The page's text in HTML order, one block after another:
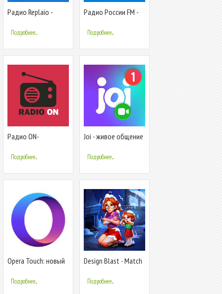
Радио Replaio -
Бесплатно
Подробнее...
Радио России FM -
Oнлайн плеер
Подробнее...
Радио ON-
радио с записью
Подробнее...
Joi - живое общение
Подробнее...
Opera Touch: новый
браузер
Подробнее...
Design Blast - Match
Подробнее...